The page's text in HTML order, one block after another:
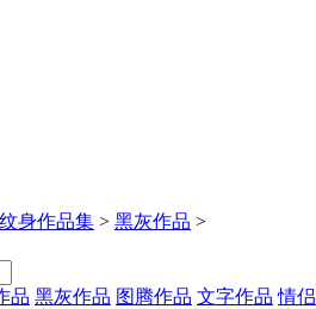
纹身作品集 > 黑灰作品 >
品 黑灰作品 图腾作品 文字作品 情